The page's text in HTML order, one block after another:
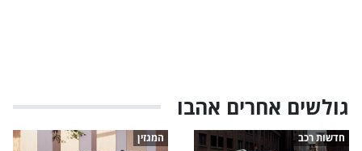
גולשים אחרים אהבו
חדשות רכב המגזין